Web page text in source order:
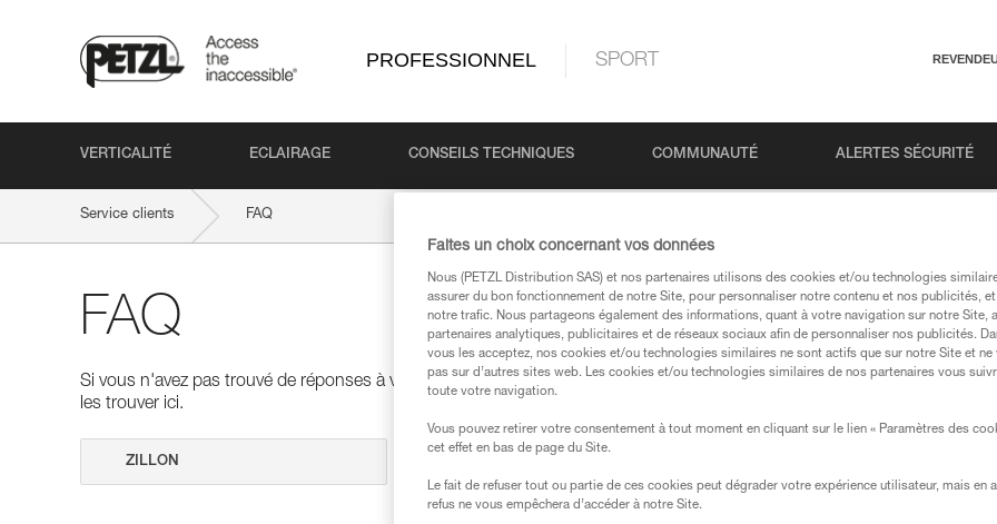
PROFESSIONNEL SPORT
VERTICALITÉ ECLAIRAGE CONSEILS TECHNIQUES COMMUNAUTÉ ALERTES SÉCURITÉ
Service clients FAQ
FAQ
Si vous n'avez pas trouvé de réponses à vos questions dans nos pages produits et techniques, vous devriez
les trouver ici.
Effectuer votre recherche
Faites un choix concernant vos données
Nous (PETZL Distribution SAS) et nos partenaires utilisons des cookies et/ou technologies
assurer du bon fonctionnement de notre Site, pour personnaliser notre contenu et nos publicités,
notre trafic. Nous partageons également des informations, quant à votre navigation sur notre Site,
partenaires analytiques, publicitaires et de réseaux sociaux afin de personnaliser nos publicités.
vous les acceptez, nos cookies et/ou technologies similaires ne sont actifs que sur notre Site et ne
pas sur d’autres sites web. Les cookies et/ou technologies similaires de nos partenaires vous
toute votre navigation.
Vous pouvez retirer votre consentement à tout moment en cliquant sur le lien « Paramètres des
cet effet en bas de page du Site.
Le fait de refuser tout ou partie de ces cookies peut dégrader votre expérience utilisateur, mais en
refus ne vous empêchera d’accéder à notre Site.